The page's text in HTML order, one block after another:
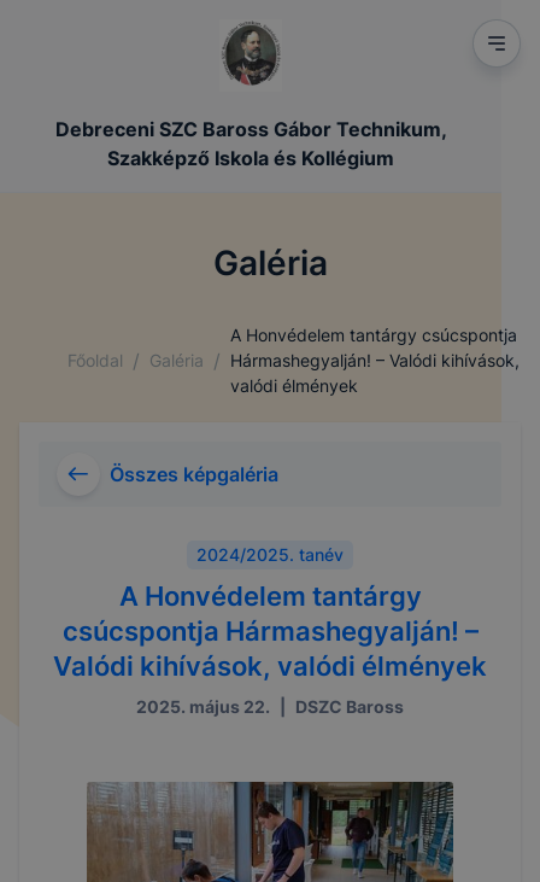
Debreceni SZC Baross Gábor Technikum,
Szakképző Iskola és Kollégium
Galéria
Főoldal / Galéria /
A Honvédelem tantárgy csúcspontja
Hármashegyalján! – Valódi kihívások,
valódi élmények
Összes képgaléria
2024/2025. tanév
A Honvédelem tantárgy
csúcspontja Hármashegyalján! –
Valódi kihívások, valódi élmények
2025. május 22. DSZC Baross